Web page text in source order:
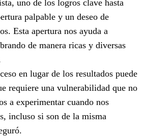
uno de los logros clave hasta
palpable y un deseo de
Esta apertura nos ayuda a
de manera ricas y diversas
en lugar de los resultados puede
requiere una vulnerabilidad que no
a experimentar cuando nos
incluso si son de la misma